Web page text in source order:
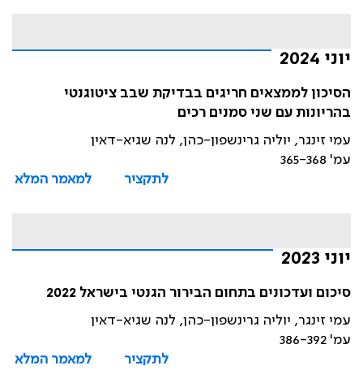
יוני 2024
הסיכון לממצאים חריגים בבדיקת שבב ציטוגנטי
בהריונות עם שני סמנים רכים
עמי זינגר, יוליה גרינשפון-כהן, לנה שגיא-דאין
עמ' 365-368
לתקציר
למאמר המלא
יוני 2023
סיכום ועדכונים בתחום הבירור הגנטי בישראל 2022
עמי זינגר, יוליה גרינשפון-כהן, לנה שגיא-דאין
עמ' 386-392
לתקציר
למאמר המלא